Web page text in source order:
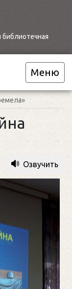
библиотечная
Меню
Озвучить